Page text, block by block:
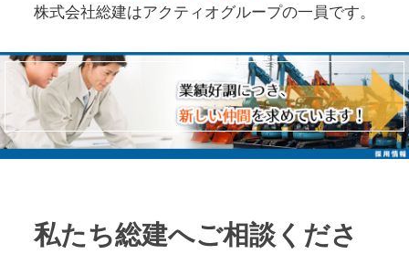
株式会社総建はアクティオグループの一員です。
私たち総建へご相談くださ